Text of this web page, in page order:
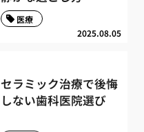
2025.08.05
医療
セラミック治療で後悔
しない歯科医院選び